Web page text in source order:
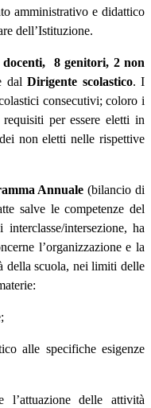
amministrativo e didattico
dell’Istituzione.
docenti, 8 genitori, 2 non
dalDirigente scolastico. I
consecutivi; coloro i
per essere eletti in
non eletti nelle rispettive
Annuale (bilancio di
salve le competenze del
intersezione, ha
l’organizzazione e la
della scuola, nei limiti delle
alle specifiche esigenze
l’attuazione delle attività